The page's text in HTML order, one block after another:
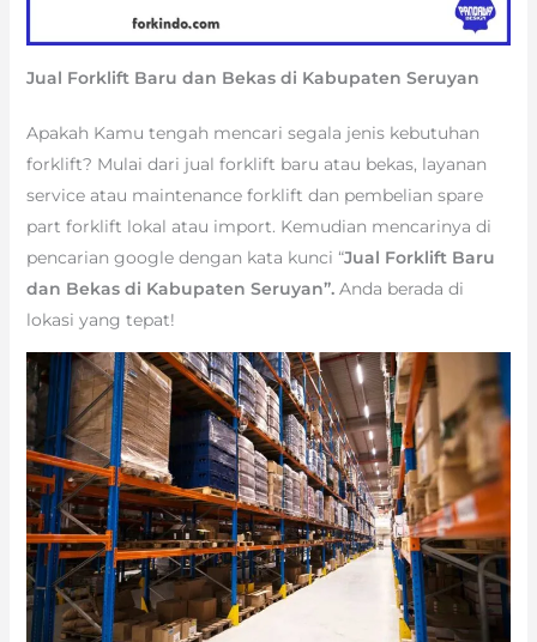
Jual Forklift Baru dan Bekas di Kabupaten Seruyan
Apakah Kamu tengah mencari segala jenis kebutuhan
forklift? Mulai dari jual forklift baru atau bekas, layanan
service atau maintenance forklift dan pembelian spare
part forklift lokal atau import. Kemudian mencarinya di
pencarian google dengan kata kunci “Jual Forklift Baru
dan Bekas di Kabupaten Seruyan”. Anda berada di
lokasi yang tepat!